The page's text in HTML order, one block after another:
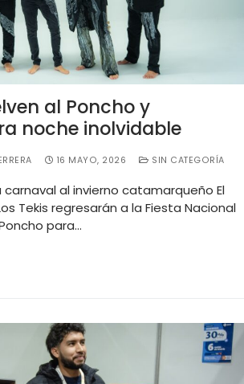
al Poncho y
noche inolvidable
16 MAYO, 2026 SIN CATEGORÍA
carnaval al invierno catamarqueño El
Tekis regresarán a la Fiesta Nacional
para…